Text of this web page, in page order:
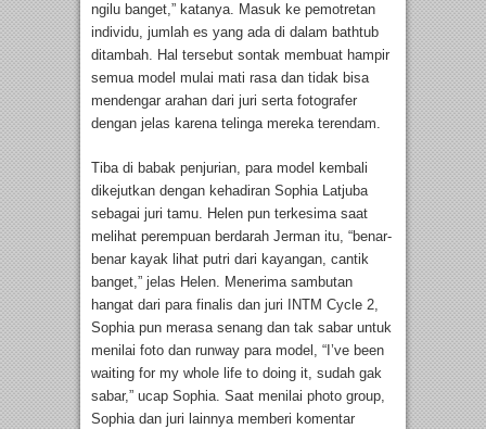
ngilu banget,” katanya. Masuk ke pemotretan
individu, jumlah es yang ada di dalam bathtub
ditambah. Hal tersebut sontak membuat hampir
semua model mulai mati rasa dan tidak bisa
mendengar arahan dari juri serta fotografer
dengan jelas karena telinga mereka terendam.
Tiba di babak penjurian, para model kembali
dikejutkan dengan kehadiran Sophia Latjuba
sebagai juri tamu. Helen pun terkesima saat
melihat perempuan berdarah Jerman itu, “benar-
benar kayak lihat putri dari kayangan, cantik
banget,” jelas Helen. Menerima sambutan
hangat dari para finalis dan juri INTM Cycle 2,
Sophia pun merasa senang dan tak sabar untuk
menilai foto dan runway para model, “I’ve been
waiting for my whole life to doing it, sudah gak
sabar,” ucap Sophia. Saat menilai photo group,
Sophia dan juri lainnya memberi komentar